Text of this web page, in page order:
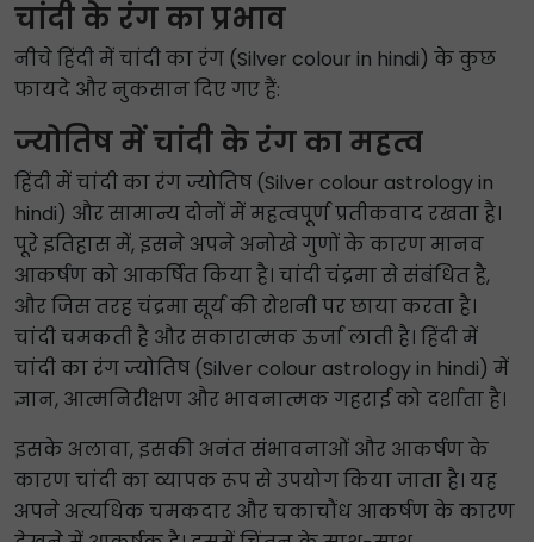
चांदी के रंग का प्रभाव
नीचे हिंदी में चांदी का रंग (Silver colour in hindi) के कुछ
फायदे और नुकसान दिए गए हैं:
ज्योतिष में चांदी के रंग का महत्व
हिंदी में चांदी का रंग ज्योतिष (Silver colour astrology in
hindi) और सामान्य दोनों में महत्वपूर्ण प्रतीकवाद रखता है।
पूरे इतिहास में, इसने अपने अनोखे गुणों के कारण मानव
आकर्षण को आकर्षित किया है। चांदी चंद्रमा से संबंधित है,
और जिस तरह चंद्रमा सूर्य की रोशनी पर छाया करता है।
चांदी चमकती है और सकारात्मक ऊर्जा लाती है। हिंदी में
चांदी का रंग ज्योतिष (Silver colour astrology in hindi) में
ज्ञान, आत्मनिरीक्षण और भावनात्मक गहराई को दर्शाता है।
इसके अलावा, इसकी अनंत संभावनाओं और आकर्षण के
कारण चांदी का व्यापक रूप से उपयोग किया जाता है। यह
अपने अत्यधिक चमकदार और चकाचौंध आकर्षण के कारण